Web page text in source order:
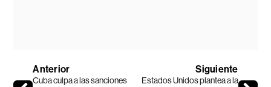
Anterior
Cuba culpa a las sanciones
Siguiente
Estados Unidos plantea a la